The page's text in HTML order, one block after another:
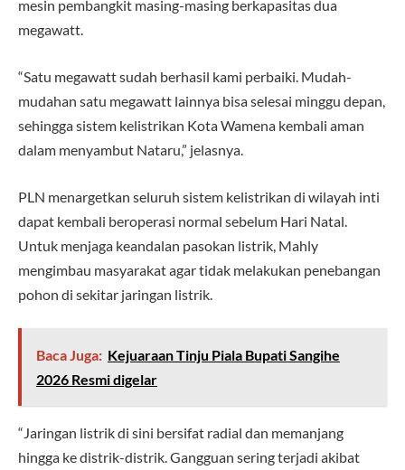
mesin pembangkit masing-masing berkapasitas dua
megawatt.
“Satu megawatt sudah berhasil kami perbaiki. Mudah-
mudahan satu megawatt lainnya bisa selesai minggu depan,
sehingga sistem kelistrikan Kota Wamena kembali aman
dalam menyambut Nataru,” jelasnya.
PLN menargetkan seluruh sistem kelistrikan di wilayah inti
dapat kembali beroperasi normal sebelum Hari Natal.
Untuk menjaga keandalan pasokan listrik, Mahly
mengimbau masyarakat agar tidak melakukan penebangan
pohon di sekitar jaringan listrik.
Baca Juga: Kejuaraan Tinju Piala Bupati Sangihe
2026 Resmi digelar
“Jaringan listrik di sini bersifat radial dan memanjang
hingga ke distrik-distrik. Gangguan sering terjadi akibat